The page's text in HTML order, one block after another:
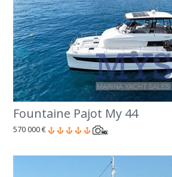
Fountaine Pajot My 44
570 000 €